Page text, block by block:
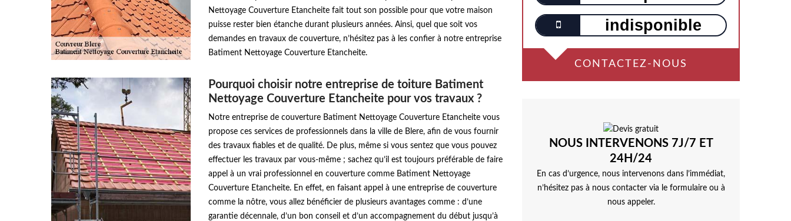
Nettoyage Couverture Etancheite fait tout son possible pour que votre maison
puisse rester bien étanche durant plusieurs années. Ainsi, quel que soit vos
demandes en travaux de couverture, n’hésitez pas à les confier à notre entreprise
Batiment Nettoyage Couverture Etancheite.
Pourquoi choisir notre entreprise de toiture Batiment
Nettoyage Couverture Etancheite pour vos travaux ?
Notre entreprise de couverture Batiment Nettoyage Couverture Etancheite vous
propose ces services de professionnels dans la ville de Blere, afin de vous fournir
des travaux fiables et de qualité. De plus, même si vous sentez que vous pouvez
effectuer les travaux par vous-même ; sachez qu’il est toujours préférable de faire
appel à un vrai professionnel en couverture comme Batiment Nettoyage
Couverture Etancheite. En effet, en faisant appel à une entreprise de couverture
comme la nôtre, vous allez bénéficier de plusieurs avantages comme : d’une
garantie décennale, d’un bon conseil et d’un accompagnement du début jusqu’à
indisponible
CONTACTEZ-NOUS
NOUS INTERVENONS 7J/7 ET
24H/24
En cas d’urgence, nous intervenons dans l’immédiat,
n’hésitez pas à nous contacter via le formulaire ou à
nous appeler.